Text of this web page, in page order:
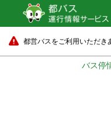
都営バスをご利用いただき
バス停